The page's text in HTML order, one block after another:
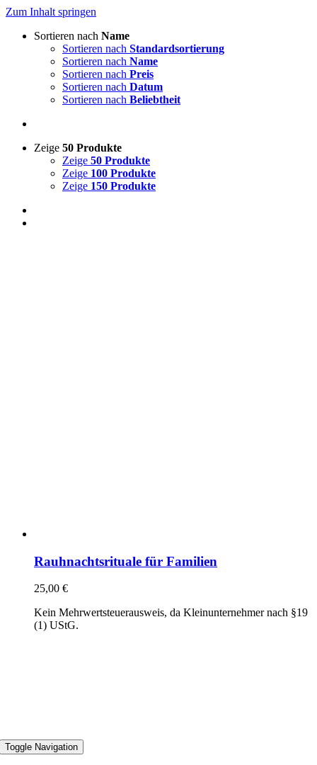
Zum Inhalt springen
Toggle Navigation
Sortieren nach Name
Sortieren nach Standardsortierung
Sortieren nach Name
Sortieren nach Preis
Sortieren nach Datum
Sortieren nach Beliebtheit
Zeige 50 Produkte
Zeige 50 Produkte
Zeige 100 Produkte
Zeige 150 Produkte
Rauhnachtsrituale für Familien
25,00 €
Kein Mehrwertsteuerausweis, da Kleinunternehmer nach §19
(1) UStG.